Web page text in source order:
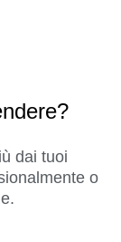
dai tuoi
o